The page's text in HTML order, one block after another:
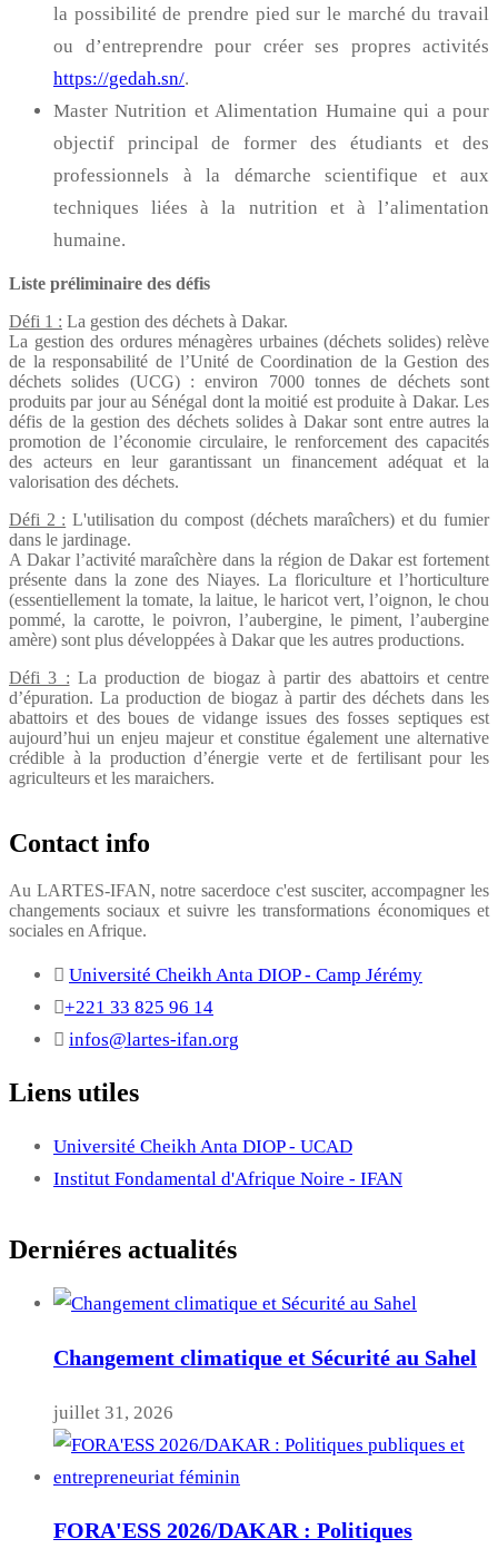
la possibilité de prendre pied sur le marché du travail
ou d’entreprendre pour créer ses propres activités
https://gedah.sn/.
Master Nutrition et Alimentation Humaine qui a pour
objectif principal de former des étudiants et des
professionnels à la démarche scientifique et aux
techniques liées à la nutrition et à l’alimentation
humaine.
Liste préliminaire des défis
Défi 1 : La gestion des déchets à Dakar.
La gestion des ordures ménagères urbaines (déchets solides) relève
de la responsabilité de l’Unité de Coordination de la Gestion des
déchets solides (UCG) : environ 7000 tonnes de déchets sont
produits par jour au Sénégal dont la moitié est produite à Dakar. Les
défis de la gestion des déchets solides à Dakar sont entre autres la
promotion de l’économie circulaire, le renforcement des capacités
des acteurs en leur garantissant un financement adéquat et la
valorisation des déchets.
Défi 2 : L'utilisation du compost (déchets maraîchers) et du fumier
dans le jardinage.
A Dakar l’activité maraîchère dans la région de Dakar est fortement
présente dans la zone des Niayes. La floriculture et l’horticulture
(essentiellement la tomate, la laitue, le haricot vert, l’oignon, le chou
pommé, la carotte, le poivron, l’aubergine, le piment, l’aubergine
amère) sont plus développées à Dakar que les autres productions.
Défi 3 : La production de biogaz à partir des abattoirs et centre
d’épuration. La production de biogaz à partir des déchets dans les
abattoirs et des boues de vidange issues des fosses septiques est
aujourd’hui un enjeu majeur et constitue également une alternative
crédible à la production d’énergie verte et de fertilisant pour les
agriculteurs et les maraichers.
Contact info
Au LARTES-IFAN, notre sacerdoce c'est susciter, accompagner les
changements sociaux et suivre les transformations économiques et
sociales en Afrique.
Université Cheikh Anta DIOP - Camp Jérémy
+221 33 825 96 14
infos@lartes-ifan.org
Liens utiles
Université Cheikh Anta DIOP - UCAD
Institut Fondamental d'Afrique Noire - IFAN
Derniéres actualités
Changement climatique et Sécurité au Sahel
juillet 31, 2026
FORA'ESS 2026/DAKAR : Politiques